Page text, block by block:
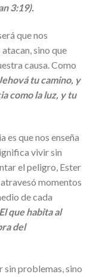
3:19).
que nos
sino que
causa. Como
tu camino, y
como la luz, y tu
es que nos enseña
vivir sin
el peligro, Ester
momentos
de cada
que habita al
del
problemas, sino